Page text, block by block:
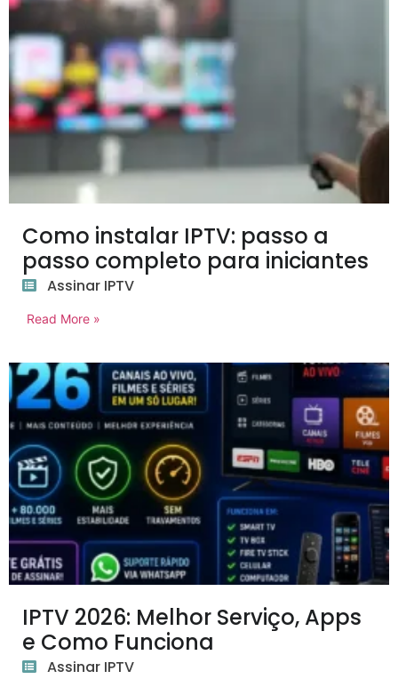
Como instalar IPTV: passo a
passo completo para iniciantes
Assinar IPTV
Read More »
IPTV 2026: Melhor Serviço, Apps
e Como Funciona
Assinar IPTV